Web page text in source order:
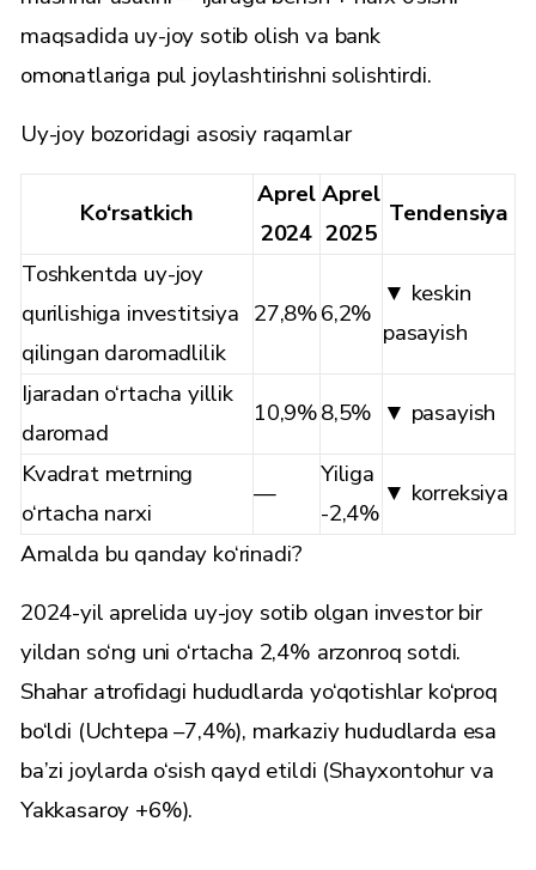
maqsadida uy-joy sotib olish va bank
omonatlariga pul joylashtirishni solishtirdi.
Uy-joy bozoridagi asosiy raqamlar
Ko‘rsatkich
Aprel
2024
Aprel
2025
Tendensiya
Toshkentda uy-joy
qurilishiga investitsiya
qilingan daromadlilik
27,8%6,2%
▼ keskin
pasayish
Ijaradan o‘rtacha yillik
daromad
10,9%8,5% ▼ pasayish
Kvadrat metrning
o‘rtacha narxi
—
Yiliga
-2,4%
▼ korreksiya
Amalda bu qanday ko‘rinadi?
2024-yil aprelida uy-joy sotib olgan investor bir
yildan so‘ng uni o‘rtacha 2,4% arzonroq sotdi.
Shahar atrofidagi hududlarda yo‘qotishlar ko‘proq
bo‘ldi (Uchtepa –7,4%), markaziy hududlarda esa
ba’zi joylarda o‘sish qayd etildi (Shayxontohur va
Yakkasaroy +6%).